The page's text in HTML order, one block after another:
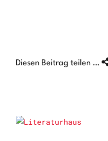
Diesen Beitrag teilen …